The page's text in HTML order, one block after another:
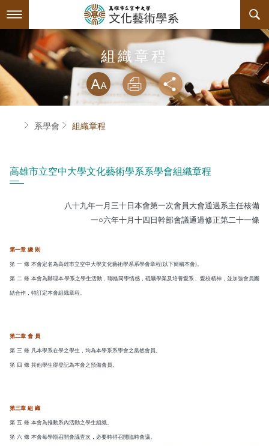
到
要
容
最新消息
系所簡介
關於本系
系主任介紹
師資陣容
課程規劃
專業選修課程
客家文化學分學程
課程公告
畢業學分配置
課程地圖
課程地圖主頁
相關連結
活動花絮
組織章程
組織章程
略過字型切
放大
列印 分享
首頁系學會 組織章程
高雄市立空中大學文化藝術學系系學會組織章程
八十九年一月三十日本會第一次會員大會通過系主任核備
一○六年十月十四日幹部會議通過修正第二十一條
第一章 總 則
第 一 條 本會定名為高雄市立空中大學文化藝術學系系學會章程(以下簡稱本會)。
第 二 條 本會為辦理本學系之學生活動，聯絡同學情感，砥礪學業及培養愛系、愛校精神，並加強會員團
結合作，特訂定本會組織章程。
第二章 會 員
第 三 條 凡本學系在學之學生，均為本學系系學會之當然會員。
第 四 條 其他學生得登記為本會之預備會員。
第三章 組 織
第 五 條 本會為推動系內活動之學生組織。
第 六 條 本會每學期召開會議壹次，必要時得召開臨時會議。